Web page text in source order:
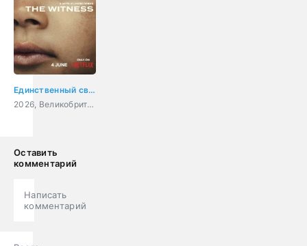
Единственный свидетель
2026, Великобритания, США, драма, криминал
Оставить
комментарий
Написать
комментарий